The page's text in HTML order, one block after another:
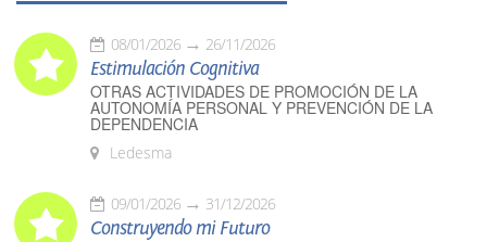
08/01/2026 26/11/2026
Estimulación Cognitiva
OTRAS ACTIVIDADES DE PROMOCIÓN DE LA
AUTONOMÍA PERSONAL Y PREVENCIÓN DE LA
DEPENDENCIA
Ledesma
09/01/2026 31/12/2026
Construyendo mi Futuro